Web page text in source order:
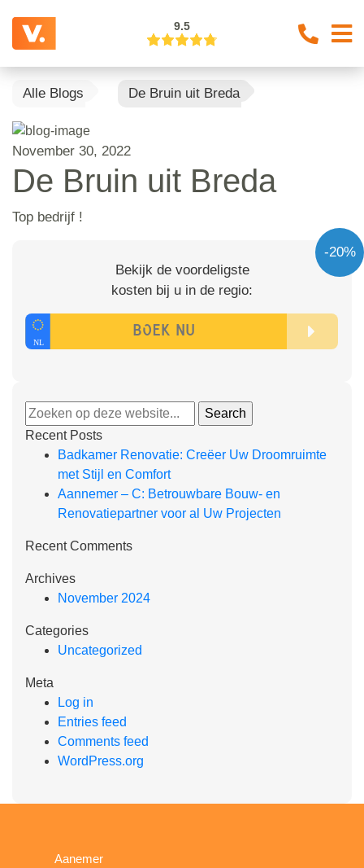
9.5
Alle Blogs De Bruin uit Breda
November 30, 2022
De Bruin uit Breda
Top bedrijf !
-20%
Bekijk de voordeligste
kosten bij u in de regio:
Recent Posts
Badkamer Renovatie: Creëer Uw Droomruimte
met Stijl en Comfort
Aannemer – C: Betrouwbare Bouw- en
Renovatiepartner voor al Uw Projecten
Recent Comments
Archives
November 2024
Categories
Uncategorized
Meta
Log in
Entries feed
Comments feed
WordPress.org
Aanemer